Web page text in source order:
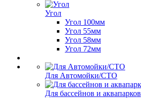
Угол
Угол 100мм
Угол 55мм
Угол 58мм
Угол 72мм
Для Автомойки/СТО
Для бассейнов и аквапарков